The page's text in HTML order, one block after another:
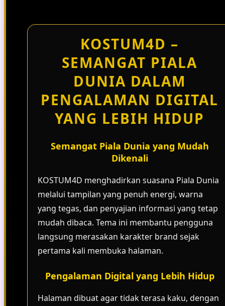
KOSTUM4D –
SEMANGAT PIALA
DUNIA DALAM
PENGALAMAN DIGITAL
YANG LEBIH HIDUP
Semangat Piala Dunia yang Mudah
Dikenali
KOSTUM4D menghadirkan suasana Piala Dunia
melalui tampilan yang penuh energi, warna
yang tegas, dan penyajian informasi yang tetap
mudah dibaca. Tema ini membantu pengguna
langsung merasakan karakter brand sejak
pertama kali membuka halaman.
Pengalaman Digital yang Lebih Hidup
Halaman dibuat agar tidak terasa kaku, dengan